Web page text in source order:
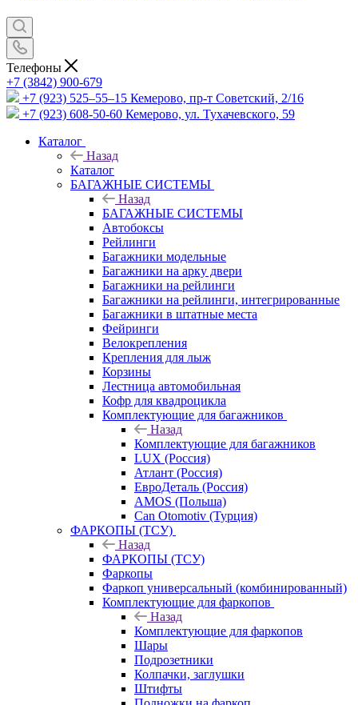
Телефоны
+7 (3842) 900-679
+7 (923) 525–55–15 Кемерово, пр-т Советский, 2/16
+7 (923) 608-50-60 Кемерово, ул. Тухачевского, 59
Каталог
Назад
Каталог
БАГАЖНЫЕ СИСТЕМЫ
Назад
БАГАЖНЫЕ СИСТЕМЫ
Автобоксы
Рейлинги
Багажники модельные
Багажники на арку двери
Багажники на рейлинги
Багажники на рейлинги, интегрированные
Багажники в штатные места
Фейринги
Велокрепления
Крепления для лыж
Корзины
Лестница автомобильная
Кофр для квадроцикла
Комплектующие для багажников
Назад
Комплектующие для багажников
LUX (Россия)
Атлант (Россия)
ЕвроДеталь (Россия)
AMOS (Польша)
Can Otomotiv (Турция)
ФАРКОПЫ (ТСУ)
Назад
ФАРКОПЫ (ТСУ)
Фаркопы
Фаркоп универсальный (комбинированный)
Комплектующие для фаркопов
Назад
Комплектующие для фаркопов
Шары
Подрозетники
Колпачки, заглушки
Штифты